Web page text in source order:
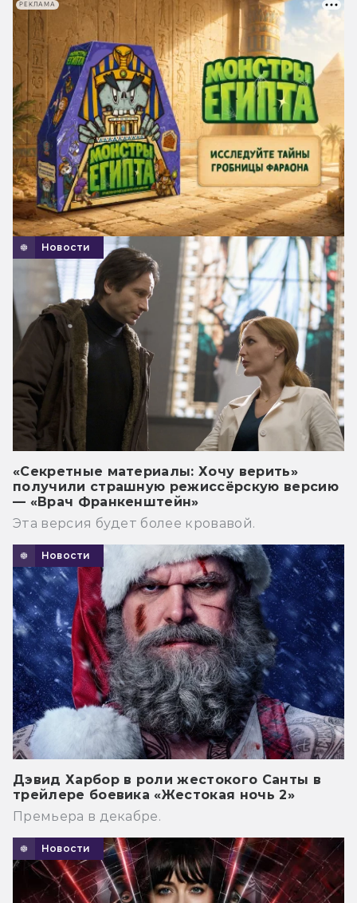
Новости
«Секретные материалы: Хочу верить»
получили страшную режиссёрскую версию
— «Врач Франкенштейн»
Эта версия будет более кровавой.
Новости
Дэвид Харбор в роли жестокого Санты в
трейлере боевика «Жестокая ночь 2»
Премьера в декабре.
Новости
РЕКЛАМА